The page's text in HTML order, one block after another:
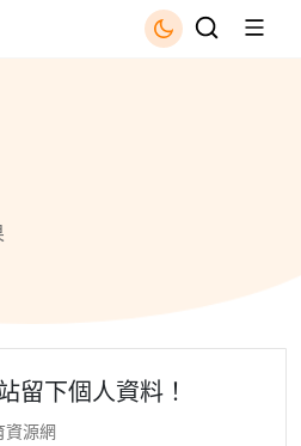
留下個人資料！
資源網